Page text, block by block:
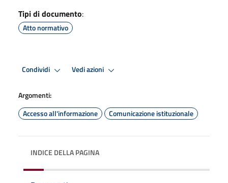
Tipi di documento:
Atto normativo
Condividi Vedi azioni
Argomenti:
Accesso all'informazione
Comunicazione istituzionale
INDICE DELLA PAGINA